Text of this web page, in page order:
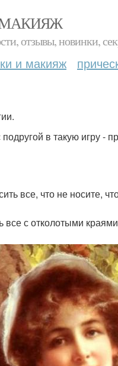
отзывы, новинки,
и макияж
в такую игру -
все, что не носите,
с отколотыми